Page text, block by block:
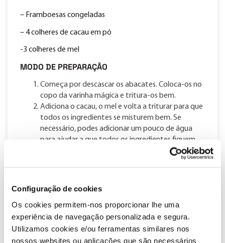
Configuração de cookies
Os cookies permitem-nos proporcionar lhe uma
experiência de navegação personalizada e segura.
Utilizamos cookies e/ou ferramentas similares nos
nossos websites ou aplicações que são necessários
– Framboesas congeladas
– 4 colheres de cacau em pó
-3 colheres de mel
MODO DE PREPARAÇÃO
Começa por descascar os abacates. Coloca-os no
copo da varinha mágica e tritura-os bem.
Adiciona o cacau, o mel e volta a triturar para que
todos os ingredientes se misturem bem. Se
necessário, podes adicionar um pouco de água
para ajudar a que todos os ingredientes fiquem
Coloca a mousse em taças e decore com frutos
amêndoas e pistachios.
Por fim, podes juntar umas framboesas
congeladas. Num copo com tampa adiciona as
framboesas e mexe-as até que os grãos se
separem. Termina decorando com os grãos de
framboesas.